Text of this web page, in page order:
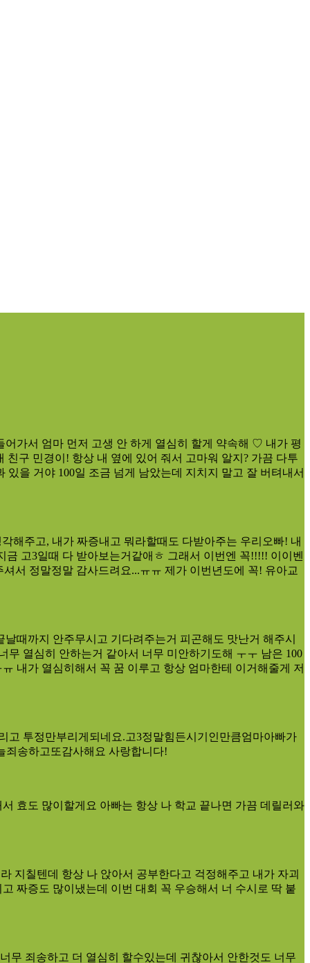
가서 엄마 먼저 고생 안 하게 열심히 할게 약속해 ♡ 내가 평
구 민경이! 항상 내 옆에 있어 줘서 고마워 알지? 가끔 다투
을 거야 100일 조금 넘게 남았는데 지치지 말고 잘 버텨내서
해주고, 내가 짜증내고 뭐라할때도 다받아주는 우리오빠! 내
고3일때 다 받아보는거같애ㅎ 그래서 이번엔 꼭!!!!! 이이벤
서 정말정말 감사드려요...ㅠㅠ 제가 이번년도에 꼭! 유아교
때까지 안주무시고 기다려주는거 피곤해도 맛난거 해주시
열심히 안하는거 같아서 너무 미안하기도해 ㅜㅜ 남은 100
내가 열심히해서 꼭 꿈 이루고 항상 엄마한테 이거해줄게 저
투정만부리게되네요.고3정말힘든시기인만큼엄마아빠가
죄송하고또감사해요 사랑합니다!
효도 많이할게요 아빠는 항상 나 학교 끝나면 가끔 데릴러와
지칠텐데 항상 나 앉아서 공부한다고 걱정해주고 내가 자괴
짜증도 많이냈는데 이번 대회 꼭 우승해서 너 수시로 딱 붙
무 죄송하고 더 열심히 할수있는데 귀찮아서 안한것도 너무